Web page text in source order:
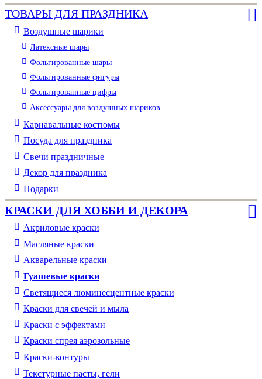
ТОВАРЫ ДЛЯ ПРАЗДНИКА
Воздушные шарики
Латексные шары
Фольгированные шары
Фольгированные фигуры
Фольгированные цифры
Аксессуары для воздушных шариков
Карнавальные костюмы
Посуда для праздника
Свечи праздничные
Декор для праздника
Подарки
КРАСКИ ДЛЯ ХОББИ И ДЕКОРА
Акриловые краски
Масляные краски
Акварельные краски
Гуашевые краски
Светящиеся люминесцентные краски
Краски для свечей и мыла
Краски с эффектами
Краски спрея аэрозольные
Краски-контуры
Текстурные пасты, гели